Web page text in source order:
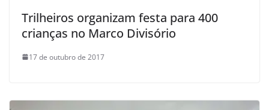
Trilheiros organizam festa para 400
crianças no Marco Divisório
17 de outubro de 2017